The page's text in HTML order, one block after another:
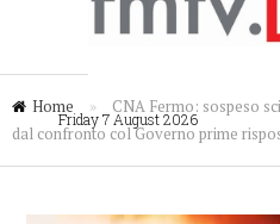
Friday 7 August 2026
Home »
CNA Fermo: sospeso
dal confronto col Governo prime